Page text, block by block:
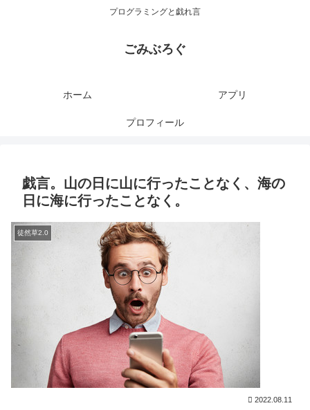
プログラミングと戯れ言
ごみぶろぐ
ホーム アプリ
プロフィール
戯言。山の日に山に行ったことなく、海の
日に海に行ったことなく。
徒然草2.0
2022.08.11